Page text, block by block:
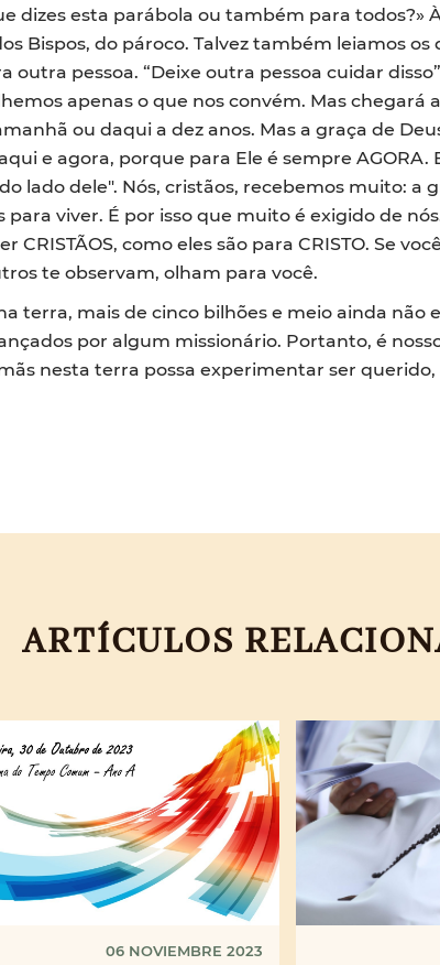
dizes esta parábola ou também para todos?»
Bispos, do pároco. Talvez também leiamos
outra pessoa. “Deixe outra pessoa cuidar
apenas o que nos convém. Mas chegará
ou daqui a dez anos. Mas a graça de
e agora, porque para Ele é sempre AGORA.
lado dele". Nós, cristãos, recebemos muito: a
viver. É por isso que muito é exigido de
como eles são para CRISTO. Se
te observam, olham para você.
terra, mais de cinco bilhões e meio ainda
por algum missionário. Portanto, é
nesta terra possa experimentar ser
ARTÍCULOS
06 NOVIEMBRE 2023